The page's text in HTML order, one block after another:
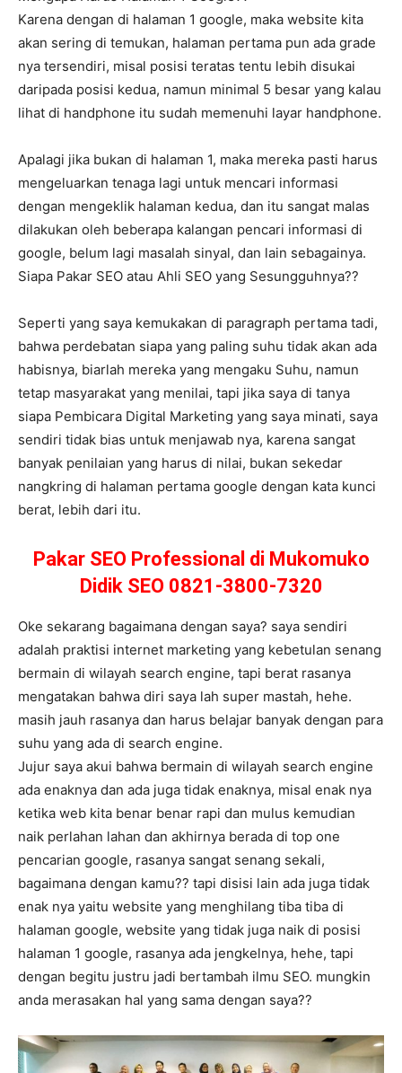
Karena dengan di halaman 1 google, maka website kita
akan sering di temukan, halaman pertama pun ada grade
nya tersendiri, misal posisi teratas tentu lebih disukai
daripada posisi kedua, namun minimal 5 besar yang kalau
lihat di handphone itu sudah memenuhi layar handphone.
Apalagi jika bukan di halaman 1, maka mereka pasti harus
mengeluarkan tenaga lagi untuk mencari informasi
dengan mengeklik halaman kedua, dan itu sangat malas
dilakukan oleh beberapa kalangan pencari informasi di
google, belum lagi masalah sinyal, dan lain sebagainya.
Siapa Pakar SEO atau Ahli SEO yang Sesungguhnya??
Seperti yang saya kemukakan di paragraph pertama tadi,
bahwa perdebatan siapa yang paling suhu tidak akan ada
habisnya, biarlah mereka yang mengaku Suhu, namun
tetap masyarakat yang menilai, tapi jika saya di tanya
siapa Pembicara Digital Marketing yang saya minati, saya
sendiri tidak bias untuk menjawab nya, karena sangat
banyak penilaian yang harus di nilai, bukan sekedar
nangkring di halaman pertama google dengan kata kunci
berat, lebih dari itu.
Pakar SEO Professional di Mukomuko
Didik SEO 0821-3800-7320
Oke sekarang bagaimana dengan saya? saya sendiri
adalah praktisi internet marketing yang kebetulan senang
bermain di wilayah search engine, tapi berat rasanya
mengatakan bahwa diri saya lah super mastah, hehe.
masih jauh rasanya dan harus belajar banyak dengan para
suhu yang ada di search engine.
Jujur saya akui bahwa bermain di wilayah search engine
ada enaknya dan ada juga tidak enaknya, misal enak nya
ketika web kita benar benar rapi dan mulus kemudian
naik perlahan lahan dan akhirnya berada di top one
pencarian google, rasanya sangat senang sekali,
bagaimana dengan kamu?? tapi disisi lain ada juga tidak
enak nya yaitu website yang menghilang tiba tiba di
halaman google, website yang tidak juga naik di posisi
halaman 1 google, rasanya ada jengkelnya, hehe, tapi
dengan begitu justru jadi bertambah ilmu SEO. mungkin
anda merasakan hal yang sama dengan saya??